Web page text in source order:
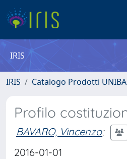
IRIS
IRIS Catalogo Prodotti UNIBA
Profilo
BAVARO, Vincenzo;
2016-01-01